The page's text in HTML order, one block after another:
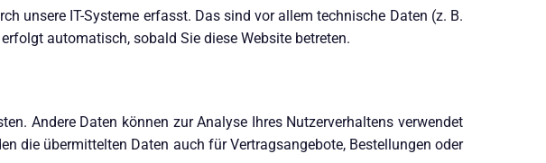
unsere IT-Systeme erfasst. Das sind vor allem technische Daten (z. B.
automatisch, sobald Sie diese Website betreten.
Andere Daten können zur Analyse Ihres Nutzerverhaltens verwendet
die übermittelten Daten auch für Vertragsangebote, Bestellungen oder